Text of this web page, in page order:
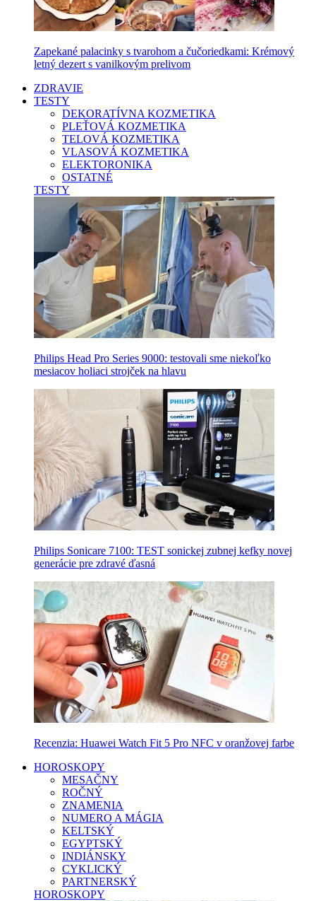
Zapekané palacinky s tvarohom a čučoriedkami: Krémový
letný dezert s vanilkovým prelivom
ZDRAVIE
TESTY
DEKORATÍVNA KOZMETIKA
PLEŤOVÁ KOZMETIKA
TELOVÁ KOZMETIKA
VLASOVÁ KOZMETIKA
ELEKTORONIKA
OSTATNÉ
TESTY
Philips Head Pro Series 9000: testovali sme niekoľko
mesiacov holiaci strojček na hlavu
Philips Sonicare 7100: TEST sonickej zubnej kefky novej
generácie pre zdravé ďasná
Recenzia: Huawei Watch Fit 5 Pro NFC v oranžovej farbe
HOROSKOPY
MESAČNY
ROČNÝ
ZNAMENIA
NUMERO A MÁGIA
KELTSKÝ
EGYPTSKÝ
INDIÁNSKY
CYKLICKÝ
PARTNERSKÝ
HOROSKOPY